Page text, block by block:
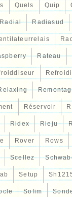
Quels Quip
Radial Radiasud
Rateau
Refroidi
Réservoir
Ridex Rieju
Rover Rows
Scellez
Setup
Sofim